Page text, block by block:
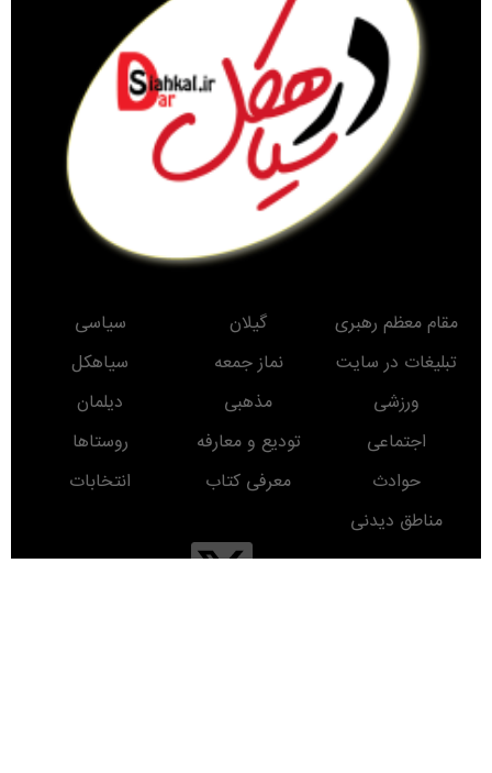
مقام معظم رهبری گیلان
سیاسی
تبلیغات در سایت
نماز جمعه
سیاهکل
ورزشی
مذهبی
دیلمان
اجتماعی
تودیع و معارفه
روستاها
حوادث
معرفی کتاب
انتخابات
مناطق دیدنی